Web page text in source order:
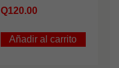
Q120.00
Añadir al carrito